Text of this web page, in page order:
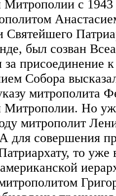
с 1943
Святейшего
был созван
за присоединение
Собора
митрополита
Но
митрополит
для совершения
то уже